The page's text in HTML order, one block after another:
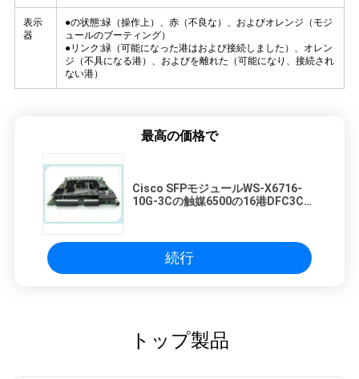
表示
器
●の状態:緑（操作上）、赤（不良な）、およびオレンジ（モジ
ュールのブーティング）
●リンク:緑（可能になった港はおよび接続しました）、オレン
ジ（不具になる港）、およびを離れた（可能になり、接続され
ない港）
最高の価格で
Cisco SFPモジュールWS-X6716-
10G-3Cの触媒6500の16港DFC3C
続行
トップ製品